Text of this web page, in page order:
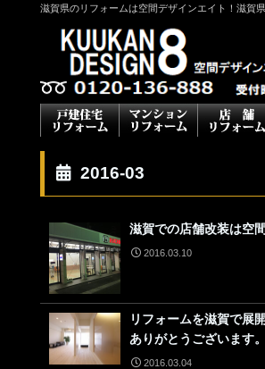
滋賀県のリフォームは空間デザインエイト！滋賀
2016-03
滋賀での店舗改装は空
2016.03.10
リフォームを滋賀で展
ありがとうございます。
2016.03.04